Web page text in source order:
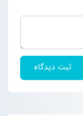
ثبت دیدگاه